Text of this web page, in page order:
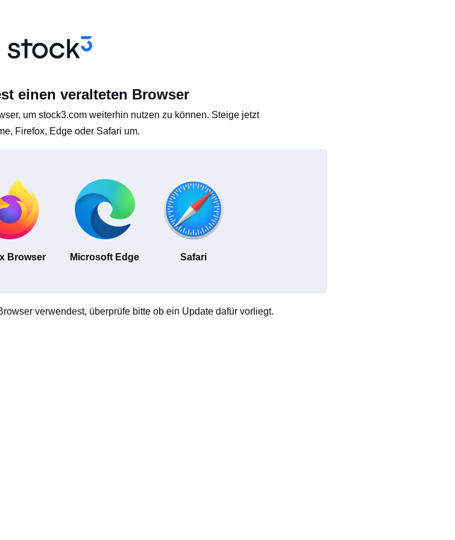
einen veralteten Browser
um stock3.com weiterhin nutzen zu können. Steige jetzt
Firefox, Edge oder Safari um.
Browser Microsoft Edge Safari
verwendest, überprüfe bitte ob ein Update dafür vorliegt.